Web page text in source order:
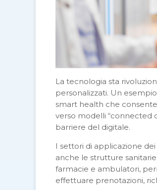
La tecnologia sta
personalizzati. Un
smart health che
verso modelli “connected
barriere del digitale.
I settori di applicazione
anche le strutture
farmacie e ambulatori,
effettuare prenotazioni,